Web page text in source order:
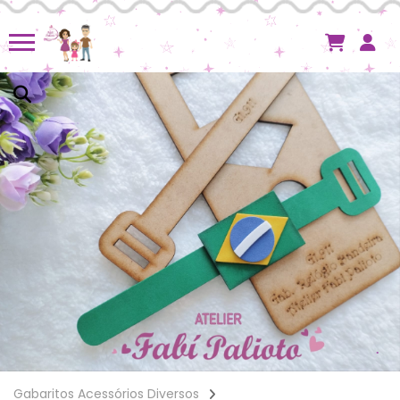
Gabaritos Acessórios Diversos